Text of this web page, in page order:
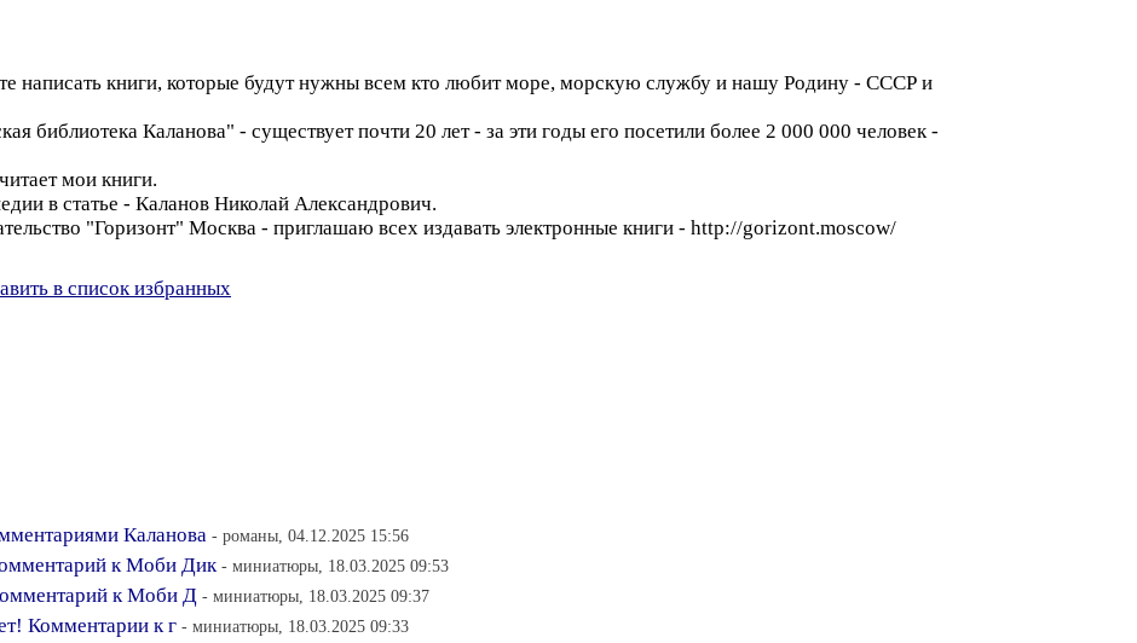
написать книги, которые будут нужны всем кто любит море, морскую службу и нашу Родину - СССР и
библиотека Каланова" - существует почти 20 лет - за эти годы его посетили более 2 000 000 человек -
мои книги.
в статье - Каланов Николай Александрович.
"Горизонт" Москва - приглашаю всех издавать электронные книги - http://gorizont.moscow/
в список избранных
Каланова - романы, 04.12.2025 15:56
к Моби Дик - миниатюры, 18.03.2025 09:53
к Моби Д - миниатюры, 18.03.2025 09:37
Комментарии к г - миниатюры, 18.03.2025 09:33